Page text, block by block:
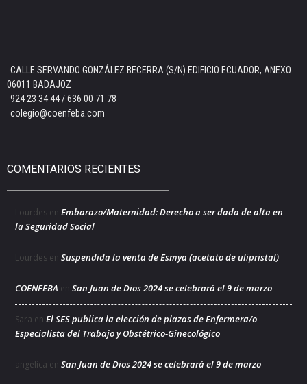
CALLE SERVANDO GONZÁLEZ BECERRA (S/N) EDIFICIO ECUADOR, ANEXO
06011 BADAJOZ
924 23 34 44 / 636 00 71 78
colegio@coenfeba.com
COMENTARIOS RECIENTES
Lourdes en Embarazo/Maternidad: Derecho a ser dada de alta en
la Seguridad Social
Lourdes en Suspendida la venta de Esmya (acetato de ulipristal)
COENFEBA en San Juan de Dios 2024 se celebrará el 9 de marzo
Sara en El SES publica la elección de plazas de Enfermera/o
Especialista del Trabajo y Obstétrico-Ginecológico
angélica en San Juan de Dios 2024 se celebrará el 9 de marzo